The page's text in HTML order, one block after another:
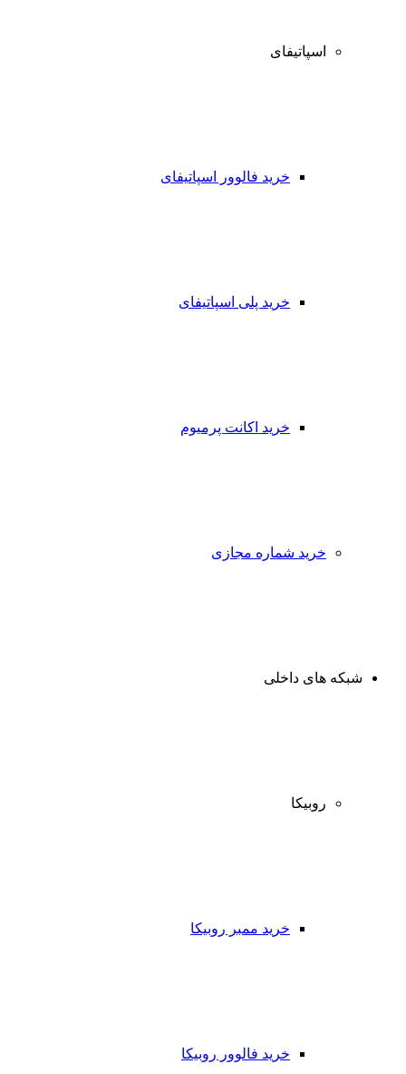
اسپاتیفای
خرید فالوور اسپاتیفای
خرید پلی اسپاتیفای
خرید اکانت پرمیوم
خرید شماره مجازی
شبکه های داخلی
روبیکا
خرید ممبر روبیکا
خرید فالوور روبیکا